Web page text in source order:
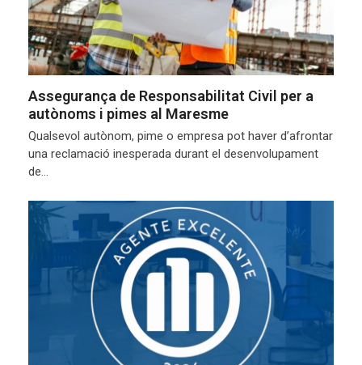
Assegurança de Responsabilitat Civil per a
autònoms i pimes al Maresme
Qualsevol autònom, pime o empresa pot haver d’afrontar
una reclamació inesperada durant el desenvolupament
de…